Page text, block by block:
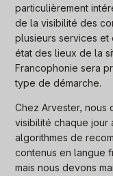
particulièrement
de la visibilité des
plusieurs services et
état des lieux de la
Francophonie sera
type de démarche.
Chez Arvester,
visibilité chaque
algorithmes de
contenus en langue
mais nous devons